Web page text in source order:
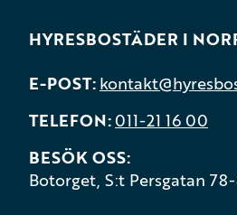
HYRESBOSTÄDER I
E-POST
TELEFON 011-21 16 00
BESÖK OSS
Botorget, S:t Persgatan